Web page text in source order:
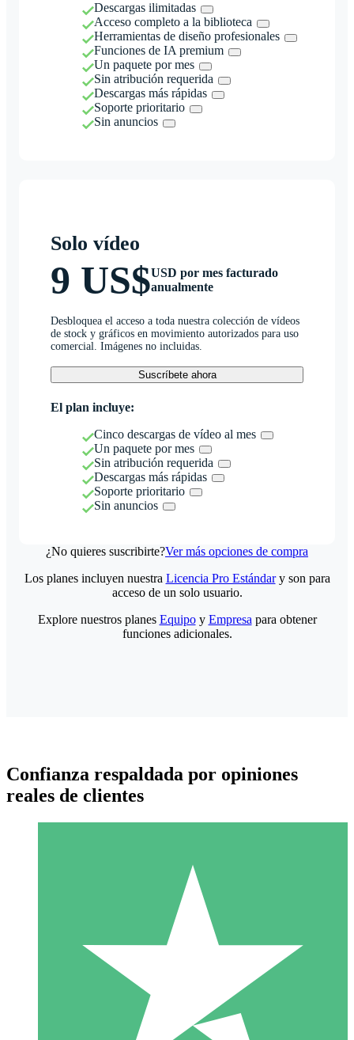
Descargas ilimitadas
Acceso completo a la biblioteca
Herramientas de diseño profesionales
Funciones de IA premium
Un paquete por mes
Sin atribución requerida
Descargas más rápidas
Soporte prioritario
Sin anuncios
Solo vídeo
9 US$USD por mes facturado
anualmente
Desbloquea el acceso a toda nuestra colección de vídeos
de stock y gráficos en movimiento autorizados para uso
comercial. Imágenes no incluidas.
Suscríbete ahora
El plan incluye:
Cinco descargas de vídeo al mes
Un paquete por mes
Sin atribución requerida
Descargas más rápidas
Soporte prioritario
Sin anuncios
¿No quieres suscribirte?Ver más opciones de compra
Paquetes de Créditos Individuales
Paga según el uso con créditos de descarga. Sin compromiso
10 00
Los planes incluyen nuestra Licencia Pro Estándary son para
acceso de un solo usuario.
Explore nuestros planes Equipoy Empresa para obtener
funciones adicionales.
Confianza respaldada por opiniones
reales de clientes